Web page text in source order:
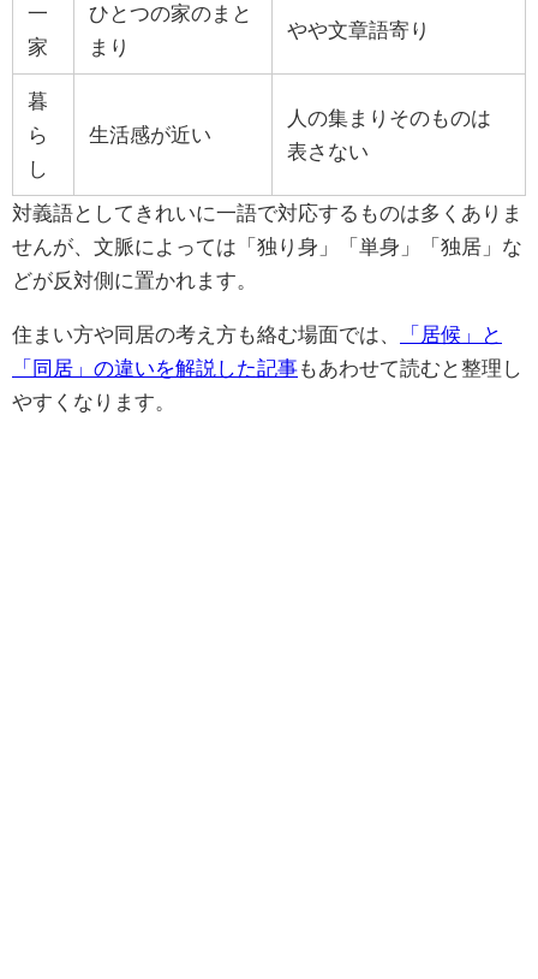
一
家
ひとつの家のまと
まり
やや文章語寄り
暮
ら
し
生活感が近い
人の集まりそのものは
表さない
対義語としてきれいに一語で対応するものは多くありま
せんが、文脈によっては「独り身」「単身」「独居」な
どが反対側に置かれます。
住まい方や同居の考え方も絡む場面では、
「居候」と
「同居」の違いを解説した記事もあわせて読むと整理し
やすくなります。